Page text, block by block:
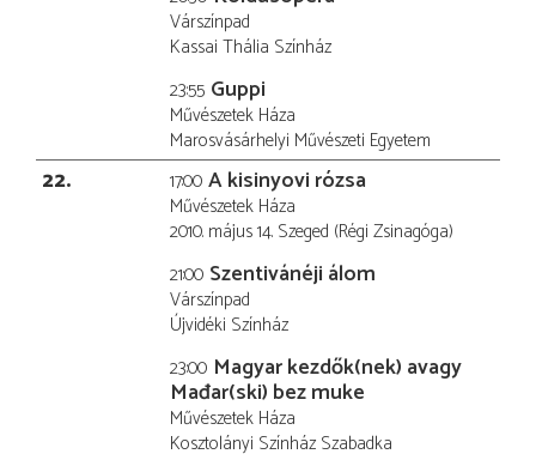
Várszínpad
Kassai Thália Színház
23:55 Guppi
Művészetek Háza
Marosvásárhelyi Művészeti Egyetem
22 17:00 A kisinyovi rózsa
Művészetek Háza
2010. május 14. Szeged (Régi Zsinagóga)
21:00 Szentivánéji álom
Várszínpad
Újvidéki Színház
23:00 Magyar kezdők(nek) avagy
Mađar(ski) bez muke
Művészetek Háza
Kosztolányi Színház Szabadka